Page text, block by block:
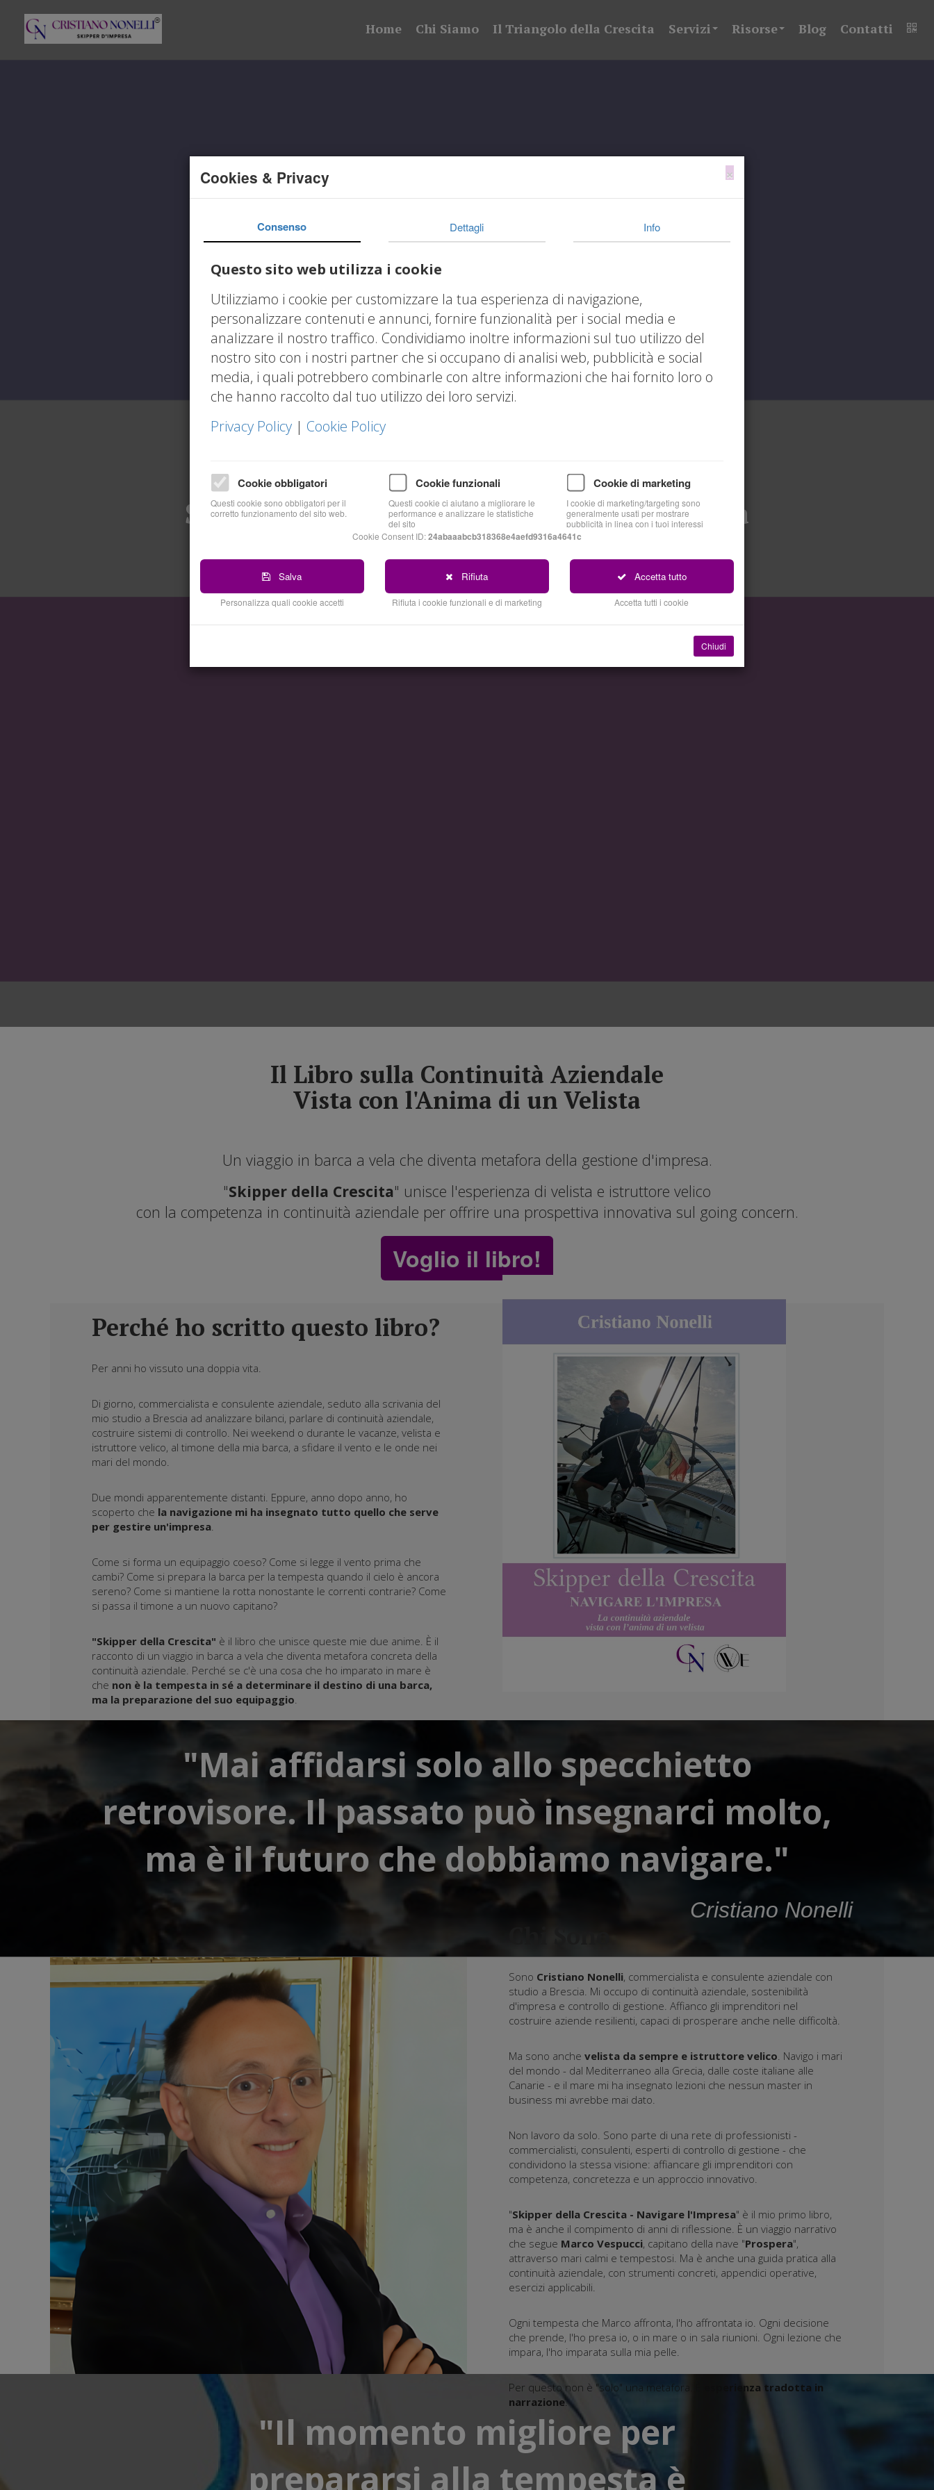
Home Chi Siamo Il Triangolo della Crescita Servizi Risorse Blog Contatti
Skipper della Crescita - Navigare l'Impresa
Il Libro sulla Continuità Aziendale
Vista con l'Anima di un Velista
Un viaggio in barca a vela che diventa metafora della gestione d'impresa.
"Skipper della Crescita" unisce l'esperienza di velista e istruttore velico
con la competenza in continuità aziendale per offrire una prospettiva innovativa sul going concern.
Voglio il libro!
Perché ho scritto questo libro?
Per anni ho vissuto una doppia vita.
Di giorno, commercialista e consulente aziendale, seduto alla scrivania del
mio studio a Brescia ad analizzare bilanci, parlare di continuità aziendale,
costruire sistemi di controllo. Nei weekend o durante le vacanze, velista e
istruttore velico, al timone della mia barca, a sfidare il vento e le onde nei
mari del mondo.
Due mondi apparentemente distanti. Eppure, anno dopo anno, ho
scoperto che la navigazione mi ha insegnato tutto quello che serve
per gestire un'impresa
Come si forma un equipaggio coeso? Come si legge il vento prima che
cambi? Come si prepara la barca per la tempesta quando il cielo è ancora
sereno? Come si mantiene la rotta nonostante le correnti contrarie? Come
si passa il timone a un nuovo capitano?
"Skipper della Crescita" è il libro che unisce queste mie due anime. È il
racconto di un viaggio in barca a vela che diventa metafora concreta della
continuità aziendale. Perché se c'è una cosa che ho imparato in mare è
che non è la tempesta in sé a determinare il destino di una barca,
ma la preparazione del suo equipaggio
"Mai affidarsi solo allo specchietto
retrovisore. Il passato può insegnarci molto,
ma è il futuro che dobbiamo navigare."
Cristiano Nonelli
Sono Cristiano Nonelli, commercialista e consulente aziendale con
studio a Brescia. Mi occupo di continuità aziendale, sostenibilità
d'impresa e controllo di gestione. Affianco gli imprenditori nel
costruire aziende resilienti, capaci di prosperare anche nelle difficoltà.
Ma sono anche velista da sempre e istruttore velico. Navigo i mari
del mondo - dal Mediterraneo alla Grecia, dalle coste italiane alle
Canarie - e il mare mi ha insegnato lezioni che nessun master in
business mi avrebbe mai dato.
Non lavoro da solo. Sono parte di una rete di professionisti -
commercialisti, consulenti, esperti di controllo di gestione - che
condividono la stessa visione: affiancare gli imprenditori con
competenza, concretezza e un approccio innovativo.
"Skipper della Crescita - Navigare l'Impresa" è il mio primo libro,
ma è anche il compimento di anni di riflessione. È un viaggio narrativo
che segue Marco Vespucci, capitano della nave "Prospera",
attraverso mari calmi e tempestosi. Ma è anche una guida pratica alla
continuità aziendale, con strumenti concreti, appendici operative,
esercizi applicabili.
Ogni tempesta che Marco affronta, l'ho affrontata io. Ogni decisione
che prende, l'ho presa io, o in mare o in sala riunioni. Ogni lezione che
impara, l'ho imparata sulla mia pelle.
Per questo non è "solo" una metafora. È
esperienza tradotta in
narrazione.
"Il momento migliore per
prepararsi alla tempesta è
×
Cookies & Privacy
Consenso Dettagli Info
Questo sito web utilizza i cookie
Utilizziamo i cookie per customizzare la tua esperienza di navigazione,
personalizzare contenuti e annunci, fornire funzionalità per i social media e
analizzare il nostro traffico. Condividiamo inoltre informazioni sul tuo utilizzo del
nostro sito con i nostri partner che si occupano di analisi web, pubblicità e social
media, i quali potrebbero combinarle con altre informazioni che hai fornito loro o
che hanno raccolto dal tuo utilizzo dei loro servizi.
Privacy Policy | Cookie Policy
Cookie obbligatori
Questi cookie sono obbligatori per il
corretto funzionamento del sito web.
Cookie funzionali
Questi cookie ci aiutano a migliorare le
performance e analizzare le statistiche
del sito
Cookie di marketing
I cookie di marketing/targeting sono
generalmente usati per mostrare
pubblicità in linea con i tuoi interessi
Cookie Consent ID:24abaaabcb318368e4aefd9316a4641c
Salva
Personalizza quali cookie accetti
Rifiuta
Rifiuta i cookie funzionali e di marketing
Accetta tutto
Accetta tutti i cookie
Chiudi